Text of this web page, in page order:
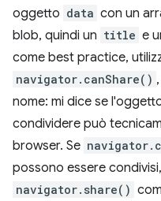
oggetto data con un
blob, quindi un title e
come best practice,
navigator.canShare()
nome: mi dice se
condividere può
browser. Se
possono essere
navigator.share()